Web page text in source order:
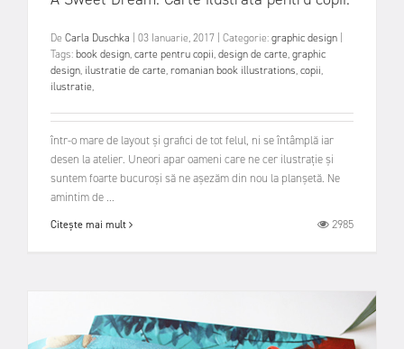
De Carla Duschka 03 Ianuarie, 2017 Categorie:graphic design
Tags:book design,carte pentru copii,design de carte,graphic
design, ilustratie de carte,romanian book illustrations,copii,
ilustratie,
într-o mare de layout și grafici de tot felul, ni se întâmplă iar
desen la atelier. Uneori apar oameni care ne cer ilustrație și
suntem foarte bucuroși să ne așezăm din nou la planșetă. Ne
amintim de ...
Citește mai mult 2985